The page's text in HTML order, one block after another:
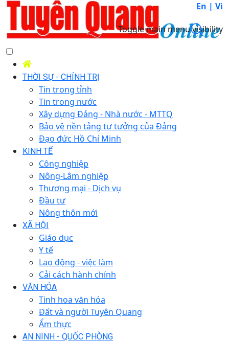
En | Vi
Toggle main menu visibility
THỜI SỰ - CHÍNH TRỊ
Tin trong tỉnh
Tin trong nước
Xây dựng Đảng - Nhà nước - MTTQ
Bảo vệ nền tảng tư tưởng của Đảng
Đạo đức Hồ Chí Minh
KINH TẾ
Công nghiệp
Nông-Lâm nghiệp
Thương mại - Dịch vụ
Đầu tư
Nông thôn mới
XÃ HỘI
Giáo dục
Y tế
Lao động - việc làm
Cải cách hành chính
VĂN HÓA
Tinh hoa văn hóa
Đất và người Tuyên Quang
Ẩm thực
AN NINH - QUỐC PHÒNG